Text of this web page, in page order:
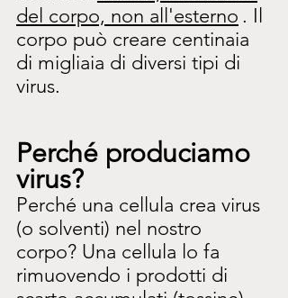
del corpo, non all'esterno . Il
corpo può creare centinaia
di migliaia di diversi tipi di
virus.
Perché produciamo
virus?
Perché una cellula crea virus
(o solventi) nel nostro
corpo? Una cellula lo fa
rimuovendo i prodotti di